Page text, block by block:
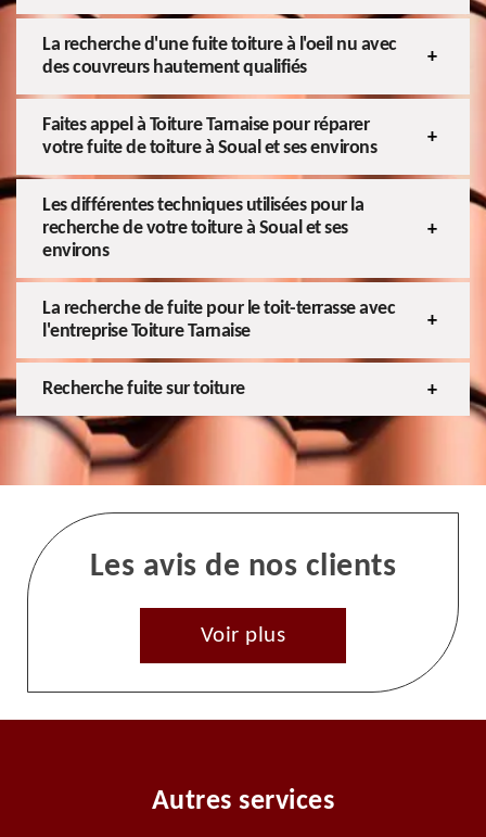
La recherche d'une fuite toiture à l'oeil nu avec
des couvreurs hautement qualifiés
Faites appel à Toiture Tarnaise pour réparer
votre fuite de toiture à Soual et ses environs
Les différentes techniques utilisées pour la
recherche de votre toiture à Soual et ses
environs
La recherche de fuite pour le toit-terrasse avec
l'entreprise Toiture Tarnaise
Recherche fuite sur toiture
Les avis de nos clients
Voir plus
Autres services